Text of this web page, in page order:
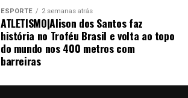
ESPORTE 2 semanas atrás
ATLETISMO|Alison dos Santos faz
história no Troféu Brasil e volta ao topo
do mundo nos 400 metros com
barreiras